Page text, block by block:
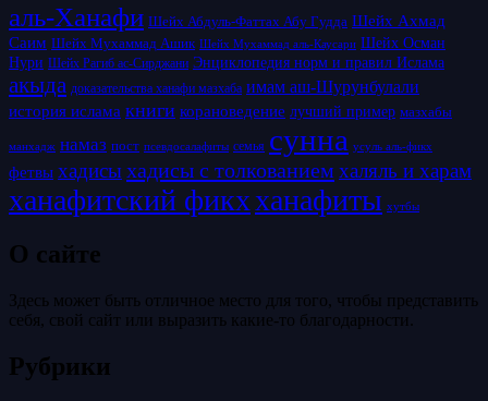
аль-Ханафи Шейх Абдуль-Фаттах Абу Гудда Шейх Ахмад
Саим Шейх Мухаммад Ашик Шейх Мухаммад аль-Каусари Шейх Осман
Нури Шейх Рагиб ас-Сирджани Энциклопедия норм и правил Ислама
акыда доказательства ханафи мазхаба имам аш-Шурунбулали
история ислама книги корановедение лучший пример мазхабы
манхадж намаз пост псевдосалафиты семья сунна усуль аль-фикх
фетвы хадисыхадисы с толкованием халяль и харам
ханафитский фикхханафиты хутбы
О сайте
Здесь может быть отличное место для того, чтобы представить
себя, свой сайт или выразить какие-то благодарности.
Рубрики